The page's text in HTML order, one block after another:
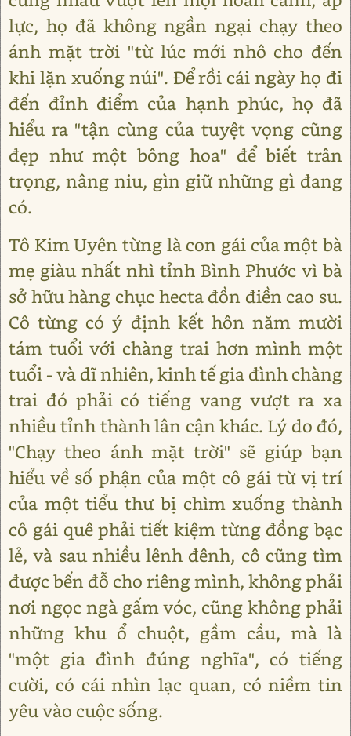
lực, họ đã không ngần ngại chạy theo
ánh mặt trời "từ lúc mới nhô cho đến
khi lặn xuống núi". Để rồi cái ngày họ đi
đến đỉnh điểm của hạnh phúc, họ đã
hiểu ra "tận cùng của tuyệt vọng cũng
đẹp như một bông hoa" để biết trân
trọng, nâng niu, gìn giữ những gì đang
có.
Tô Kim Uyên từng là con gái của một bà
mẹ giàu nhất nhì tỉnh Bình Phước vì bà
sở hữu hàng chục hecta đồn điền cao su.
Cô từng có ý định kết hôn năm mười
tám tuổi với chàng trai hơn mình một
tuổi - và dĩ nhiên, kinh tế gia đình chàng
trai đó phải có tiếng vang vượt ra xa
nhiều tỉnh thành lân cận khác. Lý do đó,
"Chạy theo ánh mặt trời" sẽ giúp bạn
hiểu về số phận của một cô gái từ vị trí
của một tiểu thư bị chìm xuống thành
cô gái quê phải tiết kiệm từng đồng bạc
lẻ, và sau nhiều lênh đênh, cô cũng tìm
được bến đỗ cho riêng mình, không phải
nơi ngọc ngà gấm vóc, cũng không phải
những khu ổ chuột, gầm cầu, mà là
"một gia đình đúng nghĩa", có tiếng
cười, có cái nhìn lạc quan, có niềm tin
yêu vào cuộc sống.